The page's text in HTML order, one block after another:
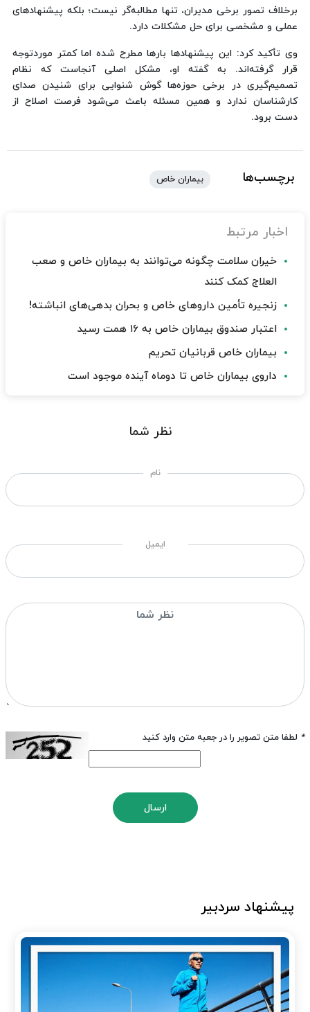
برخلاف تصور برخی مدیران، تنها مطالبه‌گر نیست؛ بلکه پیشنهادهای
عملی و مشخصی برای حل مشکلات دارد.
وی تأکید کرد: این پیشنهادها بارها مطرح شده اما کمتر موردتوجه
قرار گرفته‌اند. به گفته او، مشکل اصلی آنجاست که نظام
تصمیم‌گیری در برخی حوزه‌ها گوش شنوایی برای شنیدن صدای
کارشناسان ندارد و همین مسئله باعث می‌شود فرصت اصلاح از
دست برود.
برچسب‌ها بیماران خاص
اخبار مرتبط
خیران سلامت چگونه می‌توانند به بیماران خاص و صعب
العلاج کمک کنند
زنجیره تأمین داروهای خاص و بحران بدهی‌های انباشته!
اعتبار صندوق بیماران خاص به ۱۶ همت رسید
بیماران خاص قربانیان تحریم
داروی بیماران خاص تا دوماه آینده موجود است
نظر شما
نام
ایمیل
* لطفا متن تصویر را در جعبه متن وارد کنید
ارسال
پیشنهاد سردبیر